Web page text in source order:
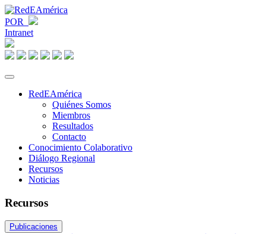
POR
Intranet
RedEAmérica
Quiénes Somos
Miembros
Resultados
Contacto
Conocimiento Colaborativo
Diálogo Regional
Recursos
Noticias
Recursos
Publicaciones